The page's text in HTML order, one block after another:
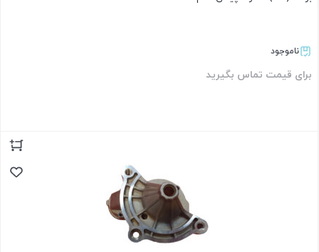
ناموجود
برای قیمت تماس بگیرید